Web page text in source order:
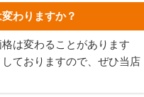
わりますか？
は変わることがあります
ておりますので、ぜひ当店